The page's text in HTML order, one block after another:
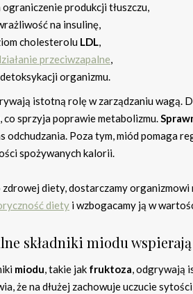
ograniczenie produkcji tłuszczu,
na insulinę,
cholesterolu LDL,
przeciwzapalne,
organizmu.
istotną rolę w zarządzaniu wagą.
co sprzyja poprawie metabolizmu.
odchudzania. Poza tym, miód pomaga
spożywanych kalorii.
diety, dostarczamy
diety i wzbogacamy ją w
składniki miodu
miodu, takie jak fruktoza, odgrywają
że na dłużej zachowuje uczucie